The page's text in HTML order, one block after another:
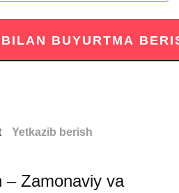
Yetkazib berish
– Zamonaviy va